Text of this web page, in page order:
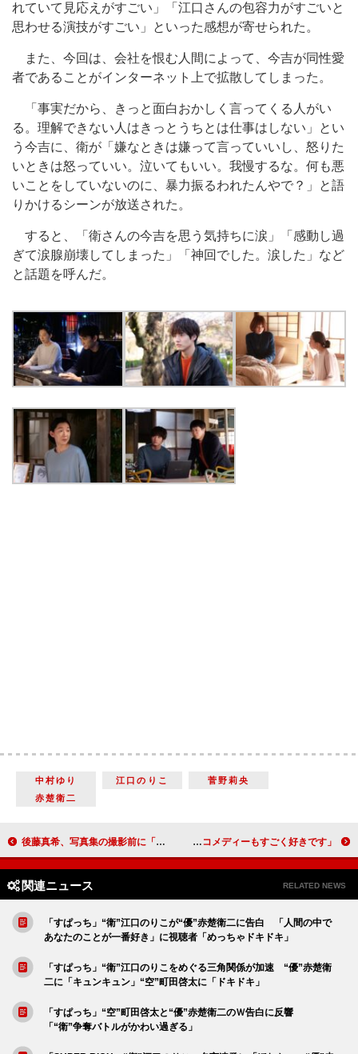
れていて見応えがすごい」「江口さんの包容力がすごいと
思わせる演技がすごい」といった感想が寄せられた。
また、今回は、会社を恨む人間によって、今吉が同性愛
者であることがインターネット上で拡散してしまった。
「事実だから、きっと面白おかしく言ってくる人がい
る。理解できない人はきっとうちとは仕事はしない」とい
う今吉に、衛が「嫌なときは嫌って言っていいし、怒りた
いときは怒っていい。泣いてもいい。我慢するな。何も悪
いことをしていないのに、暴力振るわれたんやで？」と語
りかけるシーンが放送された。
すると、「衛さんの今吉を思う気持ちに涙」「感動し過
ぎて涙腺崩壊してしまった」「神回でした。涙した」など
と話題を呼んだ。
中村ゆり 江口のりこ
菅野莉央
赤楚衛二
後藤真希、写真集の撮影前に「あえて体重を増やした」 「フワフワしている体を目指してたくさん食べました」 吉岡里帆、仕事のモットーは「役を選ばないこと」 「コメディーもすごく好きです」
関連ニュース RELATED NEWS
「すぱっち」“衛”江口のりこが“優”赤楚衛二に告白 「人間の中で
あなたのことが一番好き」に視聴者「めっちゃドキドキ」
「すぱっち」“衛”江口のりこをめぐる三角関係が加速 “優”赤楚衛
二に「キュンキュン」“空”町田啓太に「ドキドキ」
「すぱっち」“空”町田啓太と“優”赤楚衛二のＷ告白に反響
「“衛”争奪バトルがかわい過ぎる」